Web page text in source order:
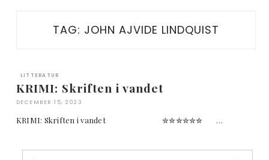
TAG: JOHN AJVIDE LINDQUIST
LITTERATUR
KRIMI: Skriften i vandet
DECEMBER 15, 2023
KRIMI: Skriften i vandet ✮✮✮✮✮✮ …